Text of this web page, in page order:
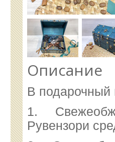
Описание
В подарочный
1.
Рувензори